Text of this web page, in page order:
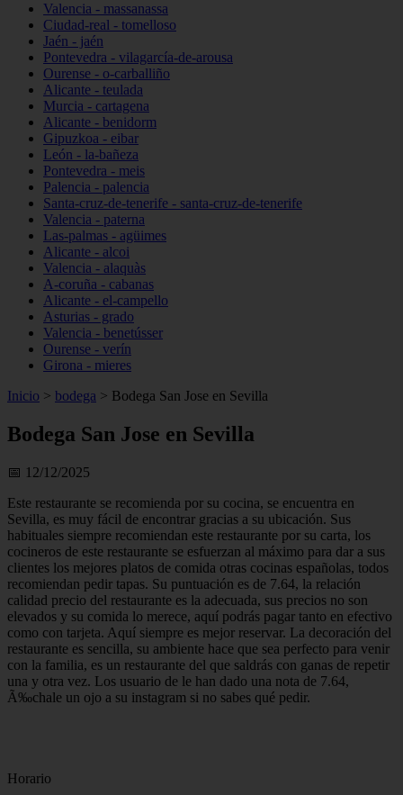
Valencia - massanassa
Ciudad-real - tomelloso
Jaén - jaén
Pontevedra - vilagarcía-de-arousa
Ourense - o-carballiño
Alicante - teulada
Murcia - cartagena
Alicante - benidorm
Gipuzkoa - eibar
León - la-bañeza
Pontevedra - meis
Palencia - palencia
Santa-cruz-de-tenerife - santa-cruz-de-tenerife
Valencia - paterna
Las-palmas - agüimes
Alicante - alcoi
Valencia - alaquàs
A-coruña - cabanas
Alicante - el-campello
Asturias - grado
Valencia - benetússer
Ourense - verín
Girona - mieres
Inicio > bodega > Bodega San Jose en Sevilla
Bodega San Jose en Sevilla
📅 12/12/2025
Este restaurante se recomienda por su cocina, se encuentra en
Sevilla, es muy fácil de encontrar gracias a su ubicación. Sus
habituales siempre recomiendan este restaurante por su carta, los
cocineros de este restaurante se esfuerzan al máximo para dar a sus
clientes los mejores platos de comida otras cocinas españolas, todos
recomiendan pedir tapas. Su puntuación es de 7.64, la relación
calidad precio del restaurante es la adecuada, sus precios no son
elevados y su comida lo merece, aquí podrás pagar tanto en efectivo
como con tarjeta. Aquí siempre es mejor reservar. La decoración del
restaurante es sencilla, su ambiente hace que sea perfecto para venir
con la familia, es un restaurante del que saldrás con ganas de repetir
una y otra vez. Los usuario de le han dado una nota de 7.64,
Ã‰chale un ojo a su instagram si no sabes qué pedir.
Horario